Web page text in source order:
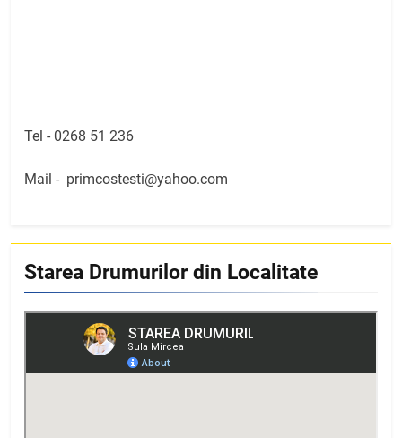
Tel - 0268 51 236
Mail - primcostesti@yahoo.com
Starea Drumurilor din Localitate